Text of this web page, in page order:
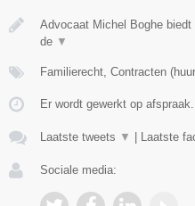
Advocaat Michel Boghe
de ▼
Familierecht, Contracten
Er wordt gewerkt op afspraak.
Laatste tweets ▼ Laatste
Sociale media: